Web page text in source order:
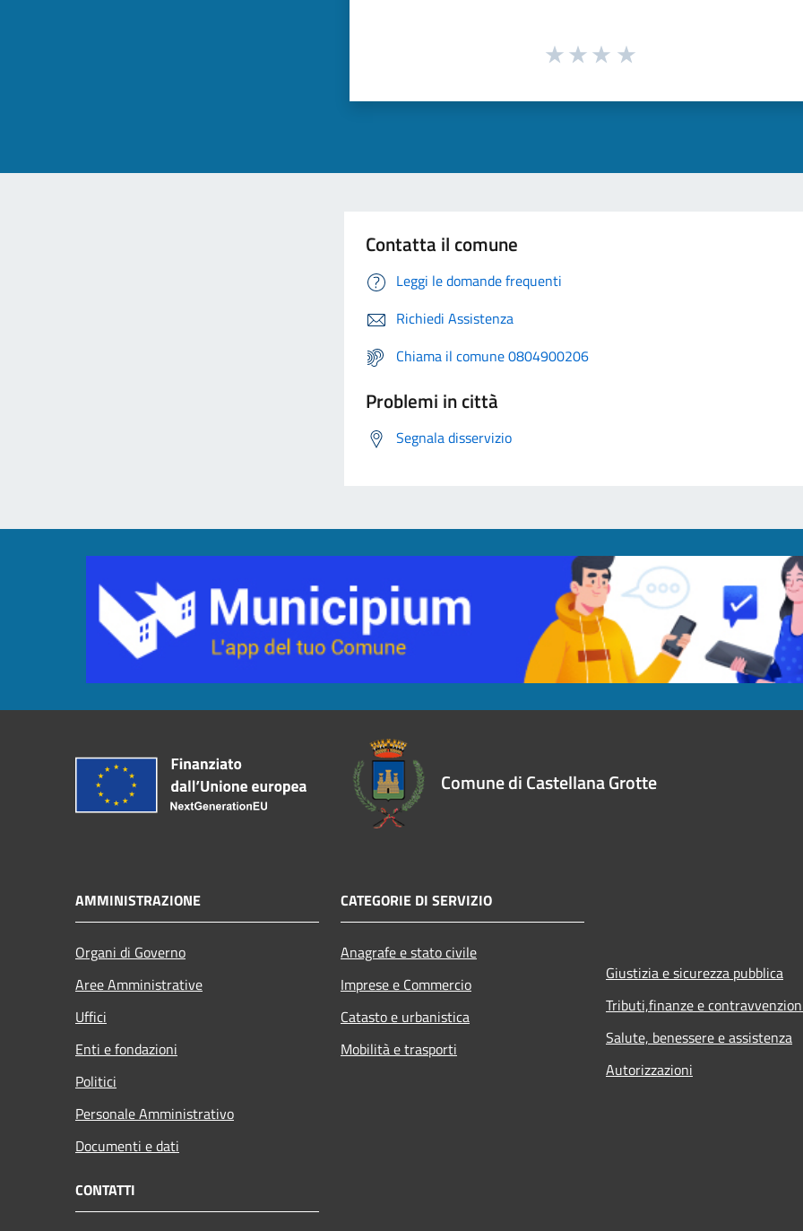
Contatta il comune
Leggi le domande frequenti
Richiedi Assistenza
Chiama il comune 0804900206
Problemi in città
Segnala disservizio
Comune di Castellana Grotte
AMMINISTRAZIONE
Organi di Governo
Aree Amministrative
Uffici
Enti e fondazioni
Politici
Personale Amministrativo
Documenti e dati
CATEGORIE DI SERVIZIO
Anagrafe e stato civile
Imprese e Commercio
Catasto e urbanistica
Mobilità e trasporti
Giustizia e sicurezza pubblica
Tributi,finanze e
Salute, benessere e assistenza
Autorizzazioni
CONTATTI